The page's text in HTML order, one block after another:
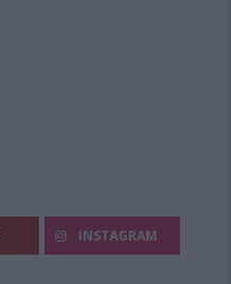
INSTAGRAM